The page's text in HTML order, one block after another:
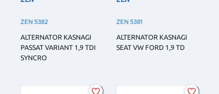
ZEN 5382
ALTERNATOR KASNAGI
PASSAT VARIANT 1,9 TDI
SYNCRO
ZEN 5381
ALTERNATOR KASNAGI
SEAT VW FORD 1,9 TD